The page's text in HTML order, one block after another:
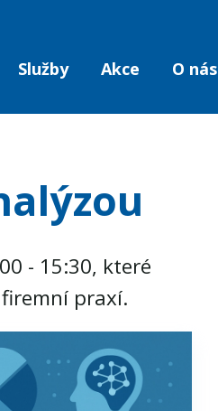
Služby Akce O nás
- 15:30, které
praxí.